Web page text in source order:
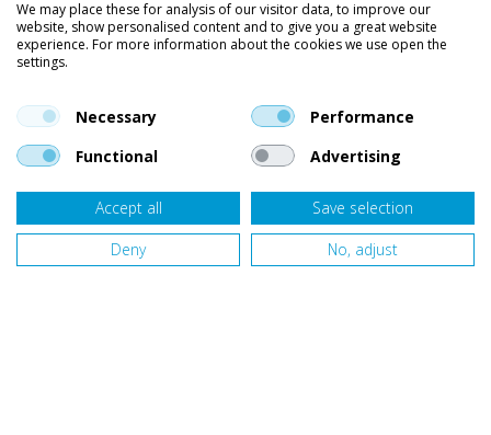
Kleding
Vind ons op social media
En blijf op de hoogte van trends, aanbiedingen en kortingsacties.
Onze klanten beoordelen Van Bellen Wind & Snowgemiddeld met een
op basis van455beoordelingen.
We may place these for analysis of our visitor data, to improve our
website, show personalised content and to give you a great website
experience. For more information about the cookies we use open the
settings.
Necessary
Performance
Functional
Advertising
Accept all
Save selection
Deny
No, adjust